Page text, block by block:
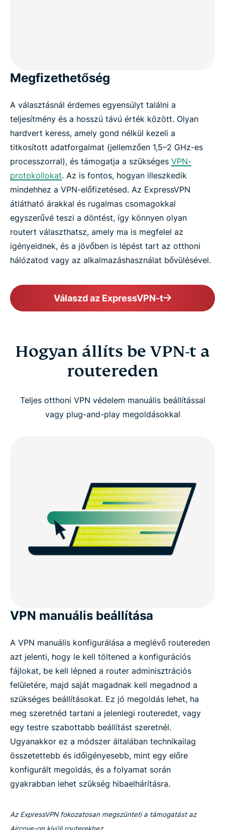
Megfizethetőség
A választásnál érdemes egyensúlyt találni a
teljesítmény és a hosszú távú érték között. Olyan
hardvert keress, amely gond nélkül kezeli a
titkosított adatforgalmat (jellemzően 1,5–2 GHz-es
processzorral), és támogatja a szükséges VPN-
protokollokat. Az is fontos, hogyan illeszkedik
mindehhez a VPN-előfizetésed. Az ExpressVPN
átlátható árakkal és rugalmas csomagokkal
egyszerűvé teszi a döntést, így könnyen olyan
routert választhatsz, amely ma is megfelel az
igényeidnek, és a jövőben is lépést tart az otthoni
hálózatod vagy az alkalmazáshasználat bővülésével.
Válaszd az ExpressVPN-t
Hogyan állíts be VPN-t a
routereden
Teljes otthoni VPN védelem manuális beállítással
vagy plug-and-play megoldásokkal
VPN manuális beállítása
A VPN manuális konfigurálása a meglévő routereden
azt jelenti, hogy le kell töltened a konfigurációs
fájlokat, be kell lépned a router adminisztrációs
felületére, majd saját magadnak kell megadnod a
szükséges beállításokat. Ez jó megoldás lehet, ha
meg szeretnéd tartani a jelenlegi routeredet, vagy
egy testre szabottabb beállítást szeretnél.
Ugyanakkor ez a módszer általában technikailag
összetettebb és időigényesebb, mint egy előre
konfigurált megoldás, és a folyamat során
gyakrabban lehet szükség hibaelhárításra.
Az ExpressVPN fokozatosan megszünteti a támogatást az
Aircove-on kívüli routerekhez.